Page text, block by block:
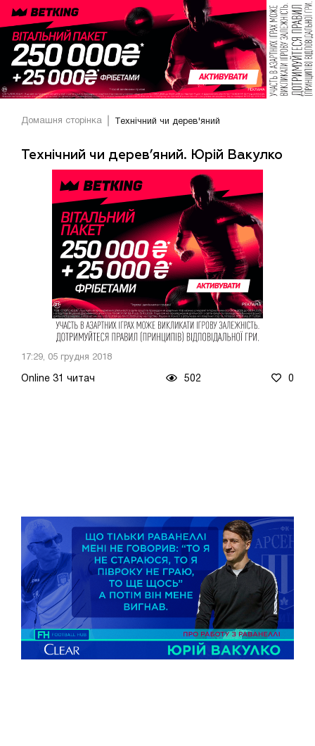
Домашня сторінка Технічний чи дерев'яний
Технічний чи дерев’яний. Юрій Вакулко
17:29, 05 грудня 2018
Online 31 читач 502 0